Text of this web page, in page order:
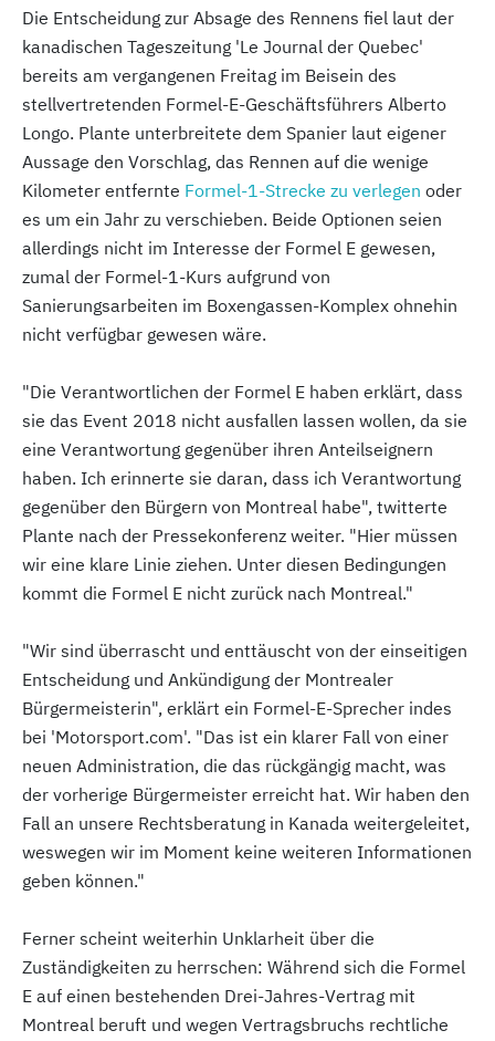
Die Entscheidung zur Absage des Rennens fiel laut der
kanadischen Tageszeitung 'Le Journal der Quebec'
bereits am vergangenen Freitag im Beisein des
stellvertretenden Formel-E-Geschäftsführers Alberto
Longo. Plante unterbreitete dem Spanier laut eigener
Aussage den Vorschlag, das Rennen auf die wenige
Kilometer entfernte Formel-1-Strecke zu verlegen oder
es um ein Jahr zu verschieben. Beide Optionen seien
allerdings nicht im Interesse der Formel E gewesen,
zumal der Formel-1-Kurs aufgrund von
Sanierungsarbeiten im Boxengassen-Komplex ohnehin
nicht verfügbar gewesen wäre.
"Die Verantwortlichen der Formel E haben erklärt, dass
sie das Event 2018 nicht ausfallen lassen wollen, da sie
eine Verantwortung gegenüber ihren Anteilseignern
haben. Ich erinnerte sie daran, dass ich Verantwortung
gegenüber den Bürgern von Montreal habe", twitterte
Plante nach der Pressekonferenz weiter. "Hier müssen
wir eine klare Linie ziehen. Unter diesen Bedingungen
kommt die Formel E nicht zurück nach Montreal."
"Wir sind überrascht und enttäuscht von der einseitigen
Entscheidung und Ankündigung der Montrealer
Bürgermeisterin", erklärt ein Formel-E-Sprecher indes
bei 'Motorsport.com'. "Das ist ein klarer Fall von einer
neuen Administration, die das rückgängig macht, was
der vorherige Bürgermeister erreicht hat. Wir haben den
Fall an unsere Rechtsberatung in Kanada weitergeleitet,
weswegen wir im Moment keine weiteren Informationen
geben können."
Ferner scheint weiterhin Unklarheit über die
Zuständigkeiten zu herrschen: Während sich die Formel
E auf einen bestehenden Drei-Jahres-Vertrag mit
Montreal beruft und wegen Vertragsbruchs rechtliche